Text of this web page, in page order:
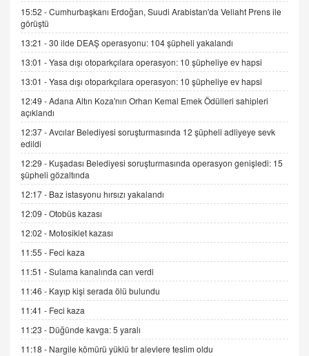
15.09.2025 16:17
SEHER EREK
Kış Ayları Geldi, Hangi Önlemler Alınmalı?
9.12.2025 10:11
İNCİ GÜL AKÖL
06.07.2026 13:00
ADEM AKÖL
Esed Destekçilerinin Yüzüne Vurulan Şamar:
Sednaya
11.12.2024 12:30
DR. EKREM ASLAN
Gerçek Ne, Algı Ne? "Beraber Yürüyoruz"
Cümlesinin Peşinden
19.07.2025 12:45
GÖNÜL MENEKŞE
Şifacının Yolu
04.11.2025 12:56
15:52 -Cumhurbaşkanı Erdoğan, Suudi Arabistan'da Veliaht Prens ile
görüştü
13:21 -30 ilde DEAŞ operasyonu: 104 şüpheli yakalandı
13:01 -Yasa dışı otoparkçılara operasyon: 10 şüpheliye ev hapsi
13:01 -Yasa dışı otoparkçılara operasyon: 10 şüpheliye ev hapsi
12:49 -Adana Altın Koza'nın Orhan Kemal Emek Ödülleri sahipleri
açıklandı
12:37 -Avcılar Belediyesi soruşturmasında 12 şüpheli adliyeye sevk
edildi
12:29 - Kuşadası Belediyesi soruşturmasında operasyon genişledi: 15
şüpheli gözaltında
12:17 - Baz istasyonu hırsızı yakalandı
12:09 -Otobüs kazası
12:02 - Motosiklet kazası
11:55 - Feci kaza
11:51 -Sulama kanalında can verdi
11:46 - Kayıp kişi serada ölü bulundu
11:41 - Feci kaza
11:23 - Düğünde kavga: 5 yaralı
11:18 - Nargile kömürü yüklü tır alevlere teslim oldu